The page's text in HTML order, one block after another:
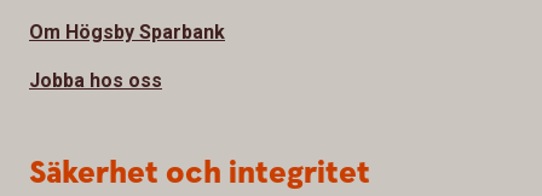
Om Högsby Sparbank
Jobba hos oss
Säkerhet och integritet